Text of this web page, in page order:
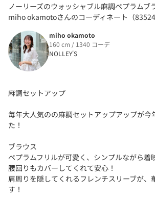
ノーリーズのウォッシャブル麻調ペプラムブ
miho okamotoさんのコーディネート（
miho okamoto
160 cm / 1340 コーデ
NOLLEY'S
麻調セットアップ
毎年大人気のの麻調セットアップアップが今
た！
ブラウス
ペプラムフリルが可愛く、シンプルながら着
腰回りもカバーしてくれて安心！
肩周りを隠してくれるフレンチスリーブが、
す！